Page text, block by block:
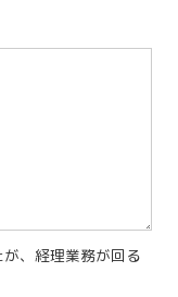
が、経理業務が回る